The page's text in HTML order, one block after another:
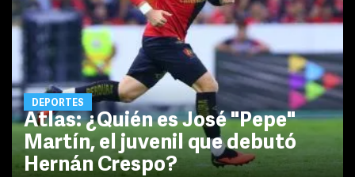
DEPORTES
Atlas: ¿Quién es José "Pepe"
Martín, el juvenil que debutó
Hernán Crespo?